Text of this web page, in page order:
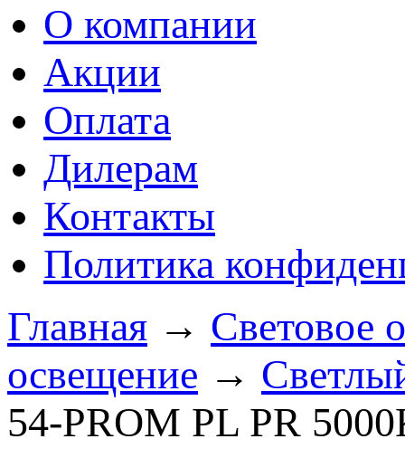
О компании
Акции
Оплата
Дилерам
Контакты
Политика
Главная → Световое
освещение →
54-PROM PL PR